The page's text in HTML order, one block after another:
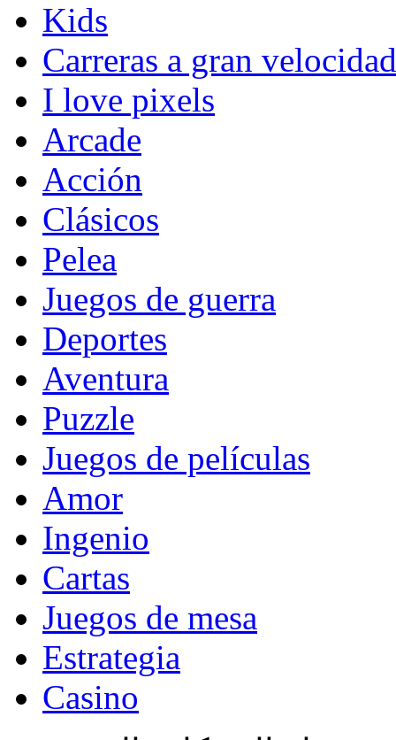
Kids
Carreras a gran velocidad
I love pixels
Arcade
Acción
Clásicos
Pelea
Juegos de guerra
Deportes
Aventura
Puzzle
Juegos de películas
Amor
Ingenio
Cartas
Juegos de mesa
Estrategia
Casino